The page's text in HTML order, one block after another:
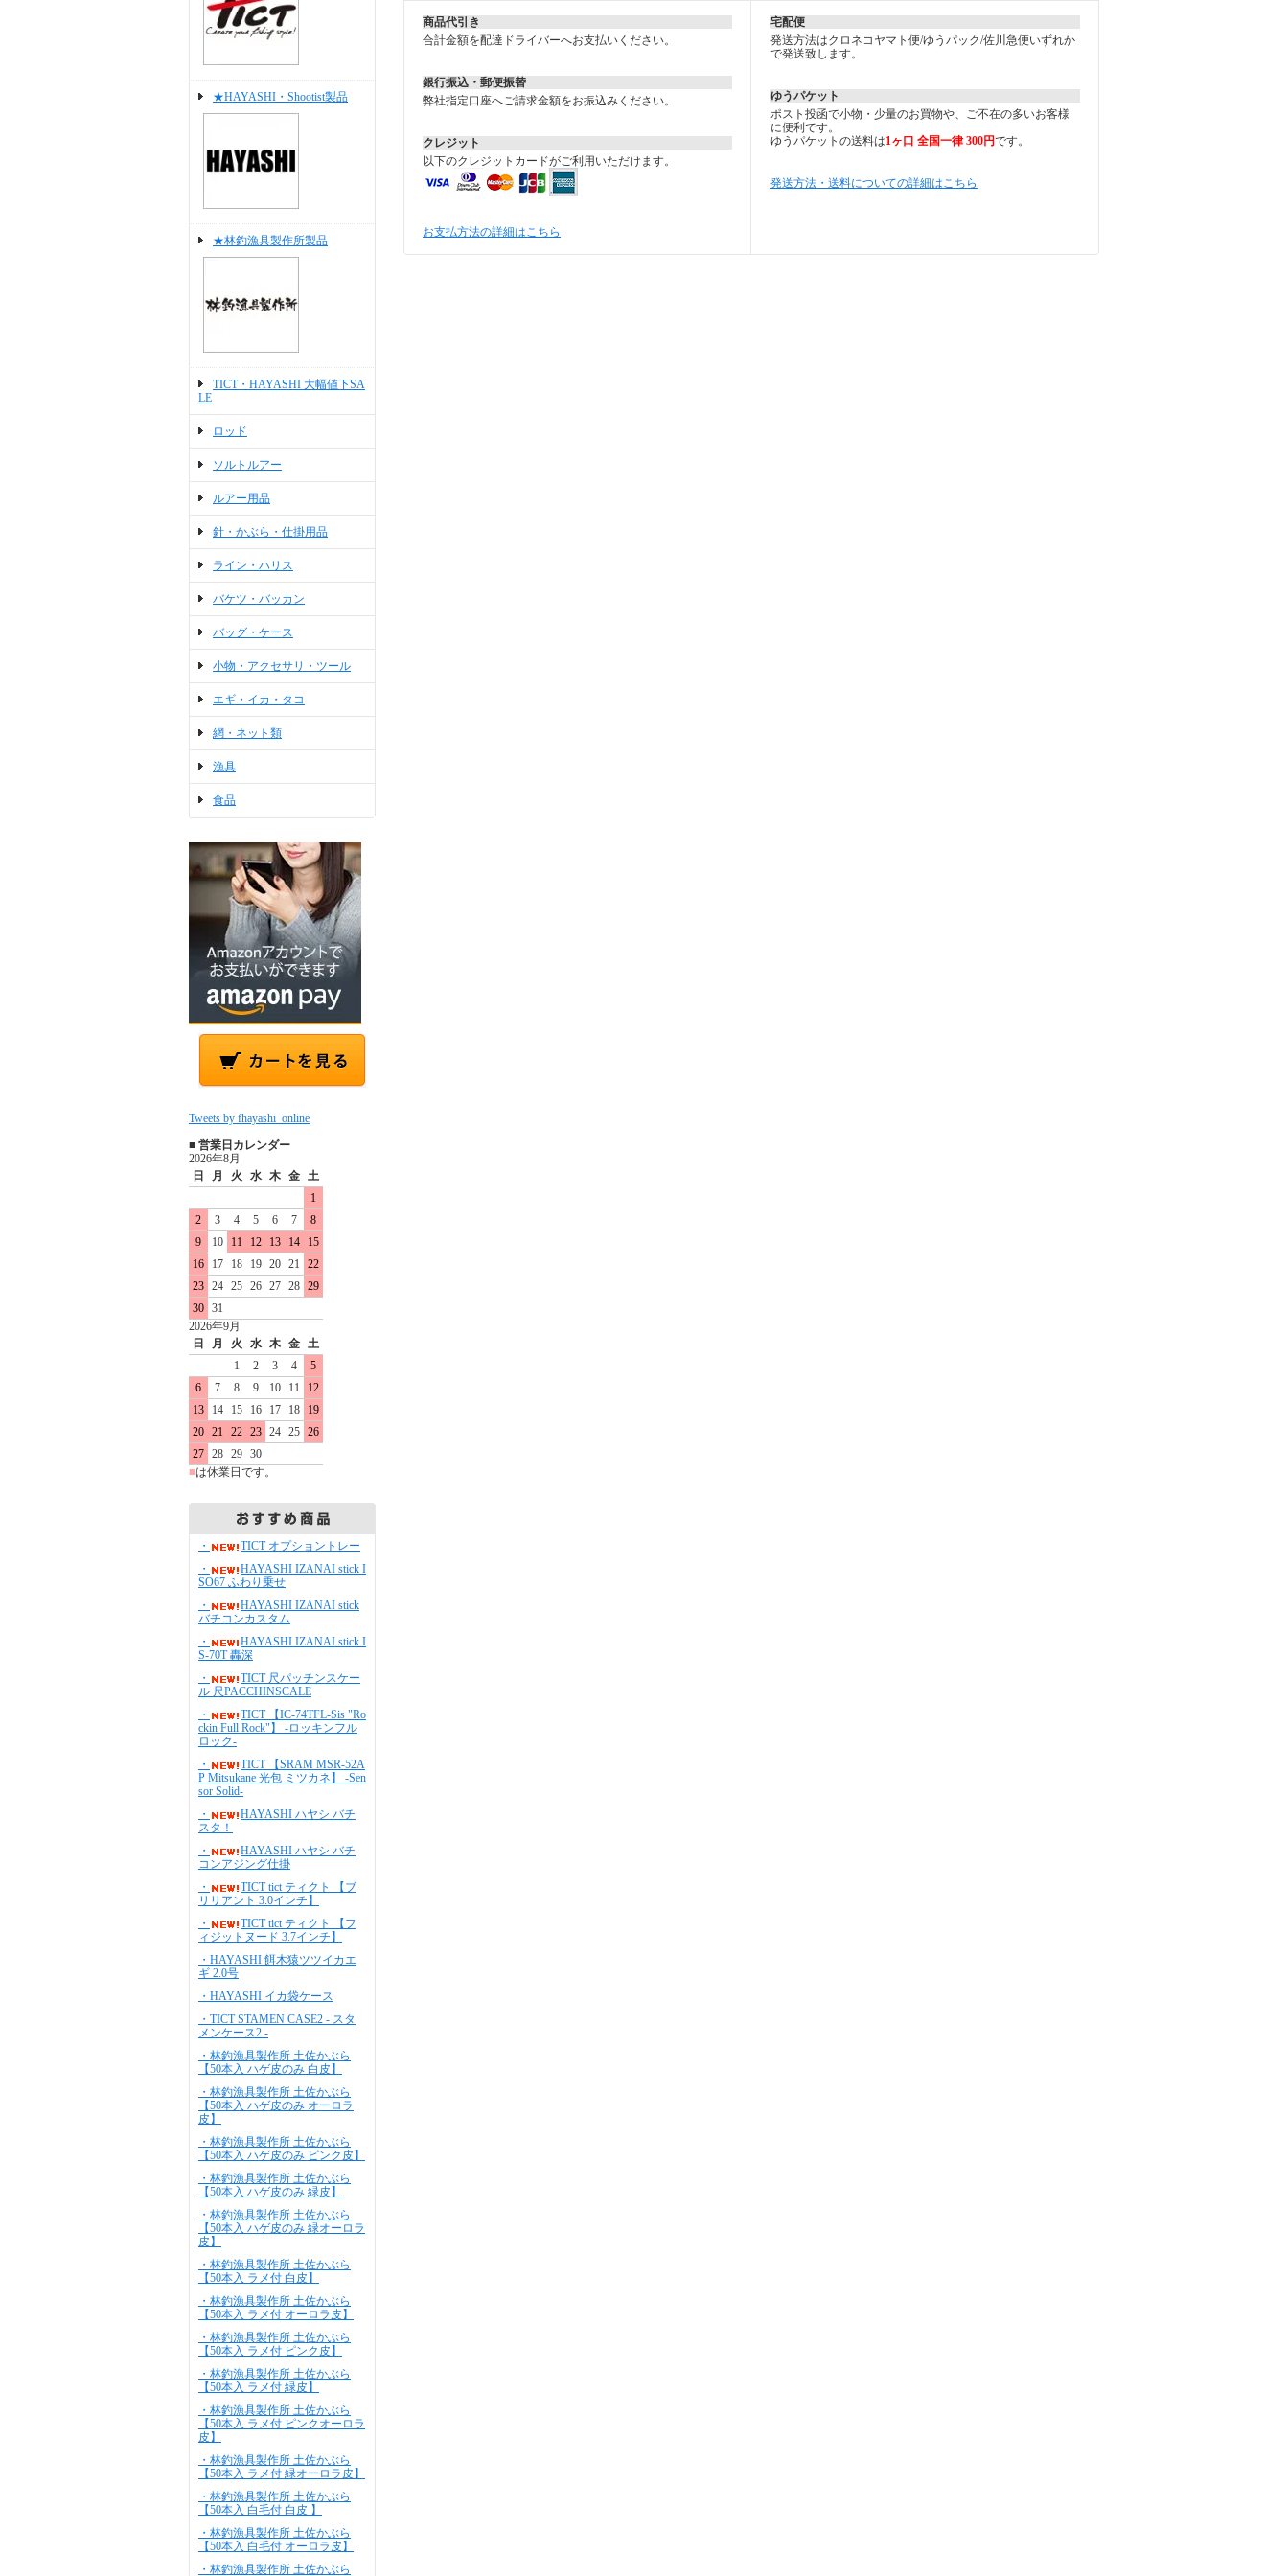
★HAYASHI・Shootist製品
★林釣漁具製作所製品
TICT・HAYASHI 大幅値下SA
LE
ロッド
ソルトルアー
ルアー用品
針・かぶら・仕掛用品
ライン・ハリス
バケツ・バッカン
バッグ・ケース
小物・アクセサリ・ツール
エギ・イカ・タコ
網・ネット類
漁具
食品
Tweets by fhayashi_online
■ 営業日カレンダー
2026年8月
日
月 火 水 木 金 土
1
2
3 4 5 6 7
8
9
10 11 12 13 14
15
16
17 18 19 20 21
22
23 24 25 26 27 28 29
30 31
2026年9月
日
月 火 水 木 金 土
1
2 3 4
5
6
7 8 9 10 11
12
13
14 15 16 17 18
19
20 21 22 23 24 25 26
27 28 29 30
■は休業日です。
・
TICT オプショントレー
・
HAYASHI IZANAI stick I
SO67 ふわり乗せ
・
HAYASHI IZANAI stick
バチコンカスタム
・
HAYASHI IZANAI stick I
S-70T 轟深
・
TICT 尺パッチンスケー
ル 尺PACCHINSCALE
・
TICT 【IC-74TFL-Sis "Ro
ckin Full Rock"】 -ロッキンフル
ロック-
・
TICT 【SRAM MSR-52A
P Mitsukane 光包 ミツカネ】 -Sen
sor Solid-
・
HAYASHI ハヤシ バチ
スタ！
・
HAYASHI ハヤシ バチ
コンアジング仕掛
・
TICT tict ティクト 【ブ
リリアント 3.0インチ】
・
TICT tict ティクト 【フ
ィジットヌード 3.7インチ】
・HAYASHI 餌木猿ツツイカエ
ギ 2.0号
・HAYASHI イカ袋ケース
・TICT STAMEN CASE2 - スタ
メンケース2 -
・林釣漁具製作所 土佐かぶら
【50本入 ハゲ皮のみ 白皮】
・林釣漁具製作所 土佐かぶら
【50本入 ハゲ皮のみ オーロラ
皮】
・林釣漁具製作所 土佐かぶら
【50本入 ハゲ皮のみ ピンク皮】
・林釣漁具製作所 土佐かぶら
【50本入 ハゲ皮のみ 緑皮】
・林釣漁具製作所 土佐かぶら
【50本入 ハゲ皮のみ 緑オーロラ
皮】
・林釣漁具製作所 土佐かぶら
【50本入 ラメ付 白皮】
・林釣漁具製作所 土佐かぶら
【50本入 ラメ付 オーロラ皮】
・林釣漁具製作所 土佐かぶら
【50本入 ラメ付 ピンク皮】
・林釣漁具製作所 土佐かぶら
【50本入 ラメ付 緑皮】
・林釣漁具製作所 土佐かぶら
【50本入 ラメ付 ピンクオーロラ
皮】
・林釣漁具製作所 土佐かぶら
【50本入 ラメ付 緑オーロラ皮】
・林釣漁具製作所 土佐かぶら
【50本入 白毛付 白皮 】
・林釣漁具製作所 土佐かぶら
【50本入 白毛付 オーロラ皮】
・林釣漁具製作所 土佐かぶら
商品代引き
合計金額を配達ドライバーへお支払いください。
銀行振込・郵便振替
弊社指定口座へご請求金額をお振込みください。
クレジット
以下のクレジットカードがご利用いただけます。
お支払方法の詳細はこちら
宅配便
発送方法はクロネコヤマト便/ゆうパック/佐川急便いずれか
で発送致します。
ゆうパケット
ポスト投函で小物・少量のお買物や、ご不在の多いお客様
に便利です。
ゆうパケットの送料は1ヶ口 全国一律 300円です。
発送方法・送料についての詳細はこちら